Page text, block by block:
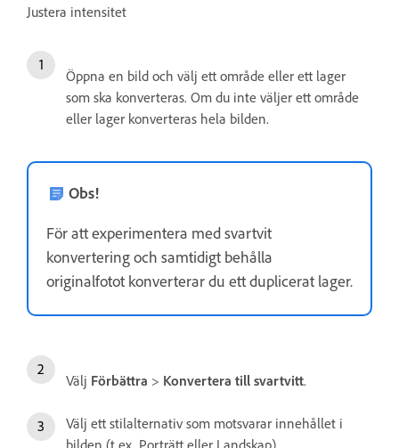
Justera intensitet
Öppna en bild och välj ett område eller ett lager
som ska konverteras. Om du inte väljer ett område
eller lager konverteras hela bilden.
Obs!
För att experimentera med svartvit
konvertering och samtidigt behålla
originalfotot konverterar du ett duplicerat lager.
Välj Förbättra > Konvertera till svartvitt.
Välj ett stilalternativ som motsvarar innehållet i
bilden (t.ex. Porträtt eller Landskap).